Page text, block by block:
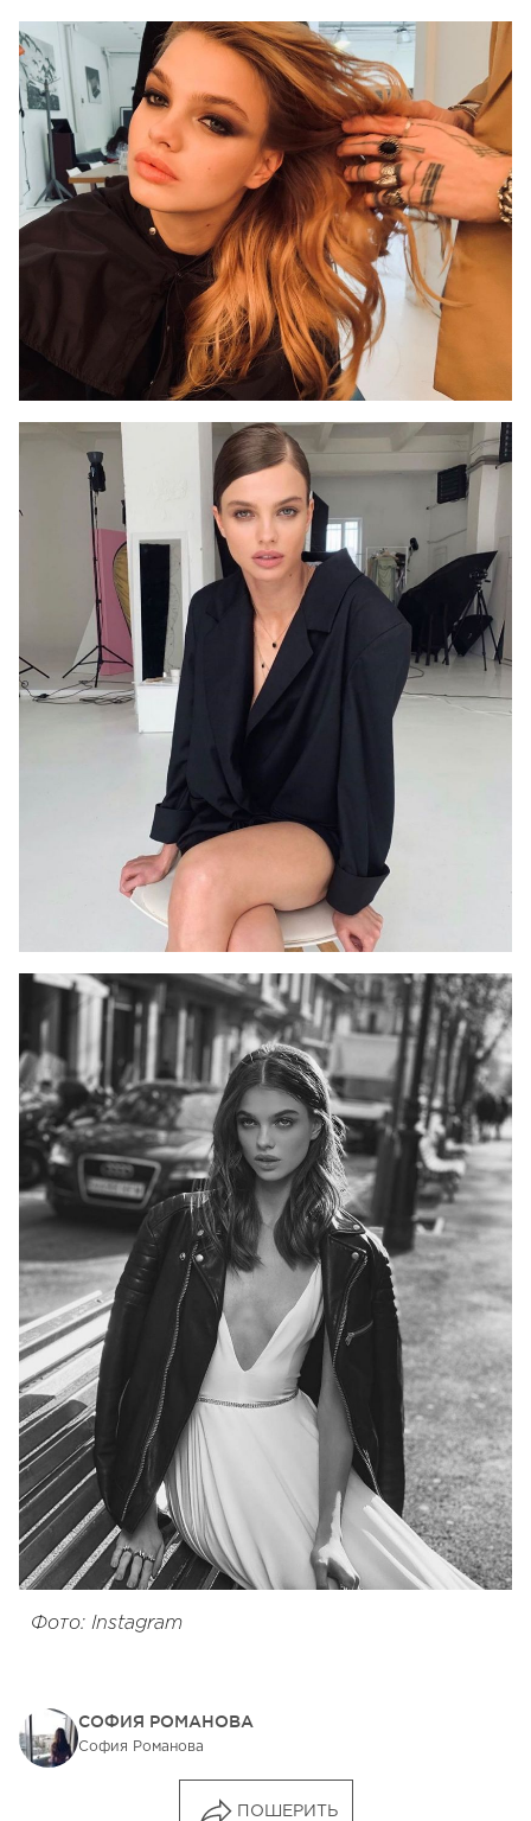
Фото: Instagram
СОФИЯ РОМАНОВА
София Романова
ПОШЕРИТЬ